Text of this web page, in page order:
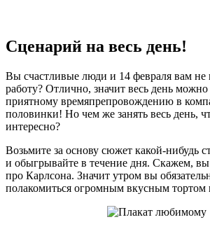
Сценарий на весь день!
Вы счастливые люди и 14 февраля вам не
работу? Отлично, значит весь день можно
приятному времяпрепровождению в
половинки! Но чем же занять весь день,
интересно?
Возьмите за основу сюжет какой-нибудь
и обыгрывайте в течение дня. Скажем,
про Карлсона. Значит утром вы
полакомиться огромным вкусным тортом